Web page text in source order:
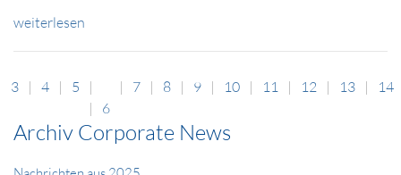
Archiv Corporate News
weiterlesen
3 4
5
6
7 8 9 10 11 12 13 14